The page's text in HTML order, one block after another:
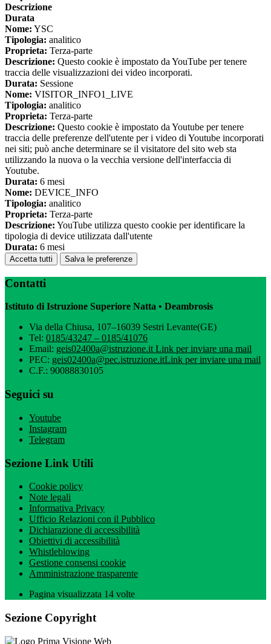
Descrizione
Durata
Nome: YSC
Tipologia: analitico
Proprieta: Terza-parte
Descrizione: Questo cookie è impostato da YouTube per tenere
traccia delle visualizzazioni dei video incorporati.
Durata: Sessione
Nome: VISITOR_INFO1_LIVE
Tipologia: analitico
Proprieta: Terza-parte
Descrizione: Questo cookie è impostato da Youtube per tenere
traccia delle preferenze dell'utente per i video di Youtube incorporati
nei siti; può anche determinare se il visitatore del sito web sta
utilizzando la nuova o la vecchia versione dell'interfaccia di
Youtube.
Durata: 6 mesi
Nome: DEVICE_INFO
Tipologia: analitico
Proprieta: Terza-parte
Descrizione: YouTube utilizza questo cookie per identificare la
tipologia di device utilizzata dall'utente
Durata: 6 mesi
Accetta tutti Salva le preferenze
Contatti
Istituto di Istruzione Superiore Natta • Deambrosis
Via della Chiusa, 107–16039 Sestri Levante(GE)
Tel: 0185/43247 – 0185/41076
Email: geis02400a@istruzione.itLink per inviare una mail
PEC: geis02400a@pec.istruzione.itLink per inviare una mail
C.F.: 90088830105
Seguici su
Youtube
Instagram
Telegram
Sezione Link Utili
Cookie policy
Note legali
Informativa Privacy
Ufficio Relazioni con il Pubblico
Dichiarazione di accessibilità
Obiettivi di accessibilità
Whistleblowing
Gestione consensi cookie
Amministrazione trasparente
Pagina visualizzata 14 volte
Sezione Copyright